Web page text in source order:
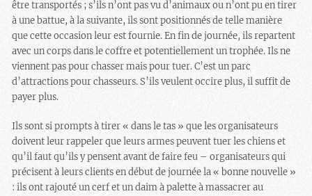
être transportés ; s’ils n’ont pas vu d’animaux ou n’ont pu en tirer
à une battue, à la suivante, ils sont positionnés de telle manière
que cette occasion leur est fournie. En fin de journée, ils repartent
avec un corps dans le coffre et potentiellement un trophée. Ils ne
viennent pas pour chasser mais pour tuer. C’est un parc
d’attractions pour chasseurs. S’ils veulent occire plus, il suffit de
payer plus.
Ils sont si prompts à tirer « dans le tas » que les organisateurs
doivent leur rappeler que leurs armes peuvent tuer les chiens et
qu’il faut qu’ils y pensent avant de faire feu – organisateurs qui
précisent à leurs clients en début de journée la « bonne nouvelle »
: ils ont rajouté un cerf et un daim à palette à massacrer au